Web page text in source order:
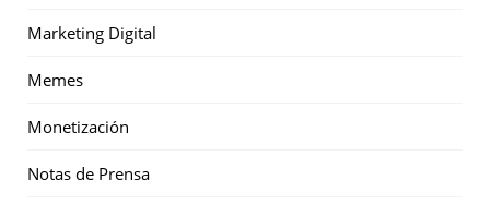
Marketing Digital
Memes
Monetización
Notas de Prensa